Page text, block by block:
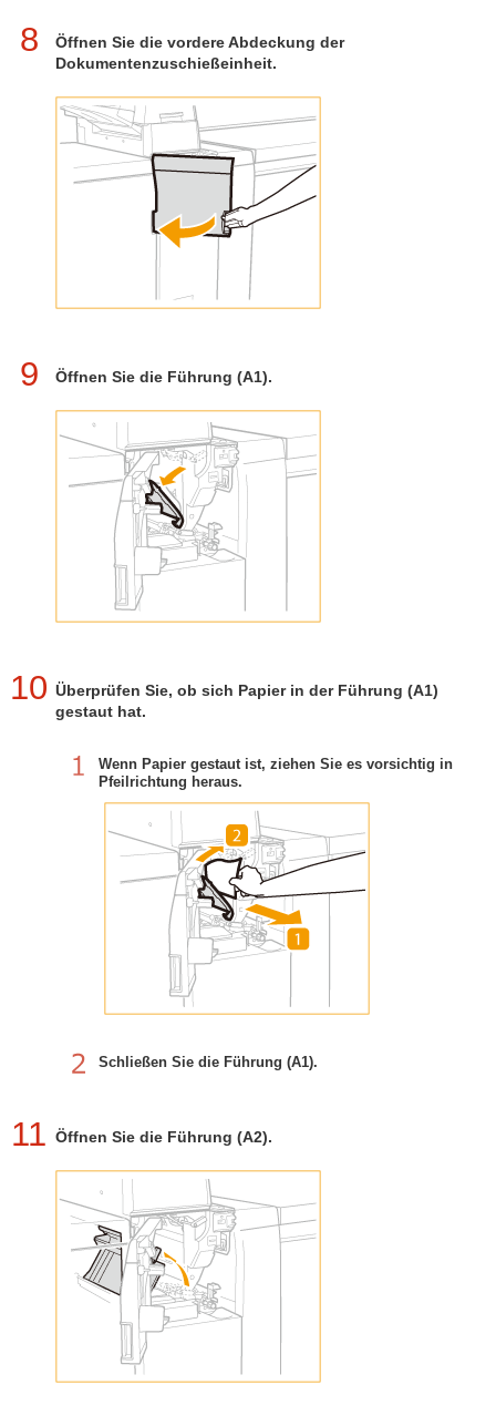
8
Öffnen Sie die vordere Abdeckung der
Dokumentenzuschießeinheit.
9 Öffnen Sie die Führung (A1).
10 Überprüfen Sie, ob sich Papier in der Führung (A1)
gestaut hat.
Wenn Papier gestaut ist, ziehen Sie es vorsichtig in
Pfeilrichtung heraus.
Schließen Sie die Führung (A1).
11 Öffnen Sie die Führung (A2).